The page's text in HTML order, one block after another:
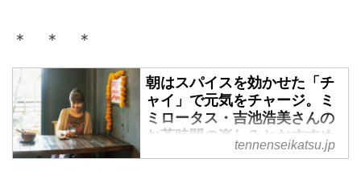
＊ ＊ ＊
朝はスパイスを効かせた「チ
ャイ」で元気をチャージ。ミ
ミロータス・吉池浩美さんの
お茶時間の楽しみとおすすめ
菓子 - 天然生活web
tennenseikatsu.jp